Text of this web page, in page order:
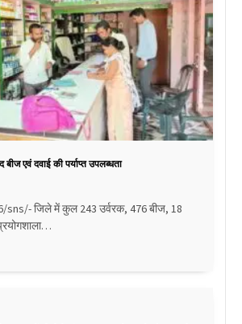
एवं दवाई की पर्याप्त उपलब्धता
sns/- जिले में कुल 243 उर्वरक, 476 बीज, 18